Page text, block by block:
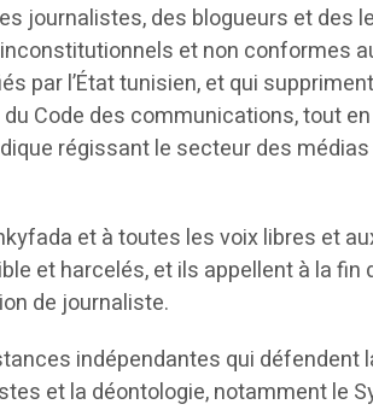
journalistes, des blogueurs et des
et non conformes
par l’État tunisien, et qui
Code des communications, tout en
régissant le secteur des
et à toutes les voix libres et
et harcelés, et ils appellent à la fin
de journaliste.
indépendantes qui défendent
et la déontologie, notamment le